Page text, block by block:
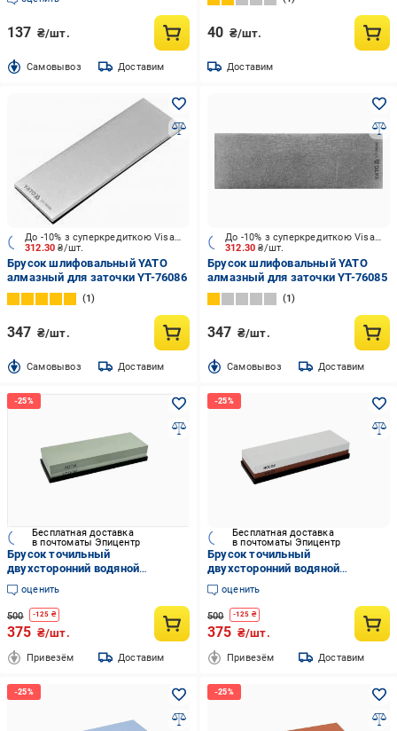
137 ₴/шт.
Cамовывоз Доставим
40 ₴/шт.
Доставим
312.30₴/шт.
До -10% з суперкредиткою Visa Вигода
Брусок шлифовальный YATO
алмазный для заточки YT-76086
1
347 ₴/шт.
Cамовывоз Доставим
312.30₴/шт.
До -10% з суперкредиткою Visa Вигода
Брусок шлифовальный YATO
алмазный для заточки YT-76085
1
347 ₴/шт.
Cамовывоз Доставим
Бесплатная доставка
в почтоматы Эпицентр
Брусок точильный
двухсторонний водяной
400/1000 (DK-06)
оценить
500 -125 ₴
375 ₴/шт.
Привезём Доставим
Бесплатная доставка
в почтоматы Эпицентр
Брусок точильный
двухсторонний водяной
3000/8000 (DK-05)
оценить
500 -125 ₴
375 ₴/шт.
Привезём Доставим